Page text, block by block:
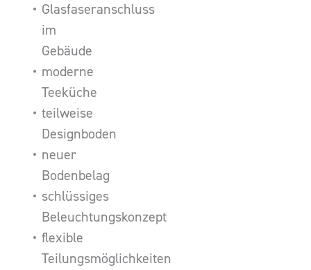
Glasfaseranschluss
im
Gebäude
moderne
Teeküche
teilweise
Designboden
neuer
Bodenbelag
schlüssiges
Beleuchtungskonzept
flexible
Teilungsmöglichkeiten